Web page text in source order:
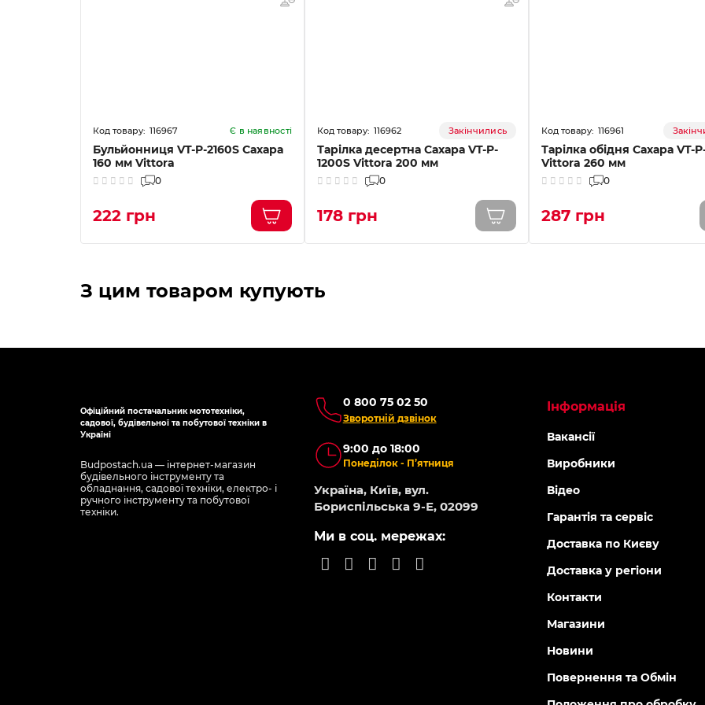
116967 Є в наявності
Бульйонниця VT-P-2160S Сахара
160 мм Vittora
0
222 грн
116962 Закінчились
Тарілка десертна Сахара VT-P-
1200S Vittora 200 мм
0
178 грн
116961
Тарілка обідня Сахара VT-
Vittora 260 мм
0
287 грн
З цим товаром купують
Офіційний постачальник мототехніки,
садової, будівельної та побутової техніки в
Україні
Budpostach.ua — інтернет-магазин
будівельного інструменту та
обладнання, садової техніки, електро- і
ручного інструменту та побутової
техніки.
0 800 75 02 50
Зворотній дзвінок
9:00 до 18:00
Понеділок - П’ятниця
Україна, Київ, вул.
Бориспільська 9-Е, 02099
Ми в соц. мережах:
Інформація
Вакансії
Виробники
Відео
Гарантія та сервіс
Доставка по Києву
Доставка у регіони
Контакти
Магазини
Новини
Повернення та Обмін